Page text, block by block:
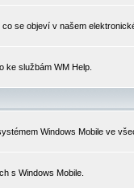
se objeví v našem
ke službám WM Help.
Windows Mobile ve
s Windows Mobile.